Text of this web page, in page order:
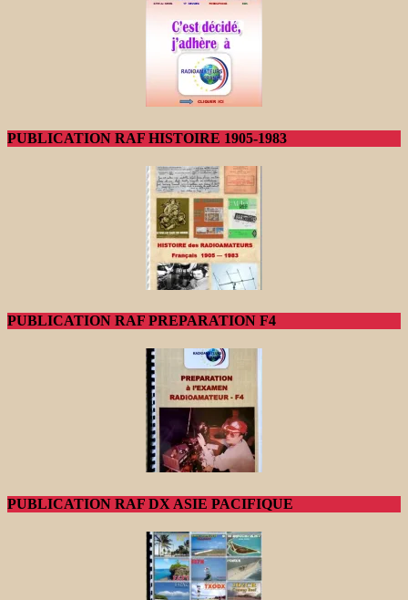
PUBLICATION RAF HISTOIRE 1905-1983
PUBLICATION RAF PREPARATION F4
PUBLICATION RAF DX ASIE PACIFIQUE